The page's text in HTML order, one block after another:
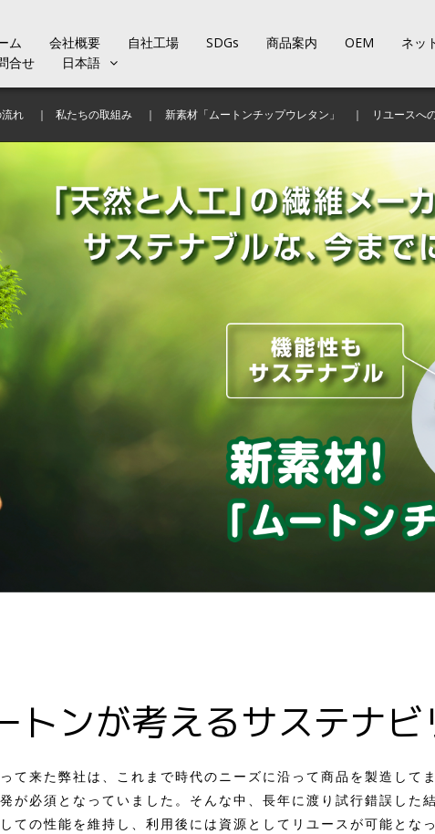
ム 会社概要 自社工場 SDGs 商品案内 OEM ネッ
合せ
日本語
れ 私たちの取組み 新素材「ムートンチップウレタン」 リユースへ
トンが考えるサステナビ
て来た弊社は、これまで時代のニーズに沿って商品を製造して
が必須となっていました。そんな中、長年に渡り試行錯誤した
ての性能を維持し、利用後には資源としてリユースが可能とな